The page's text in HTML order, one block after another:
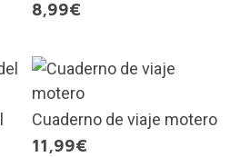
8,99€
Cuaderno de viaje motero
11,99€